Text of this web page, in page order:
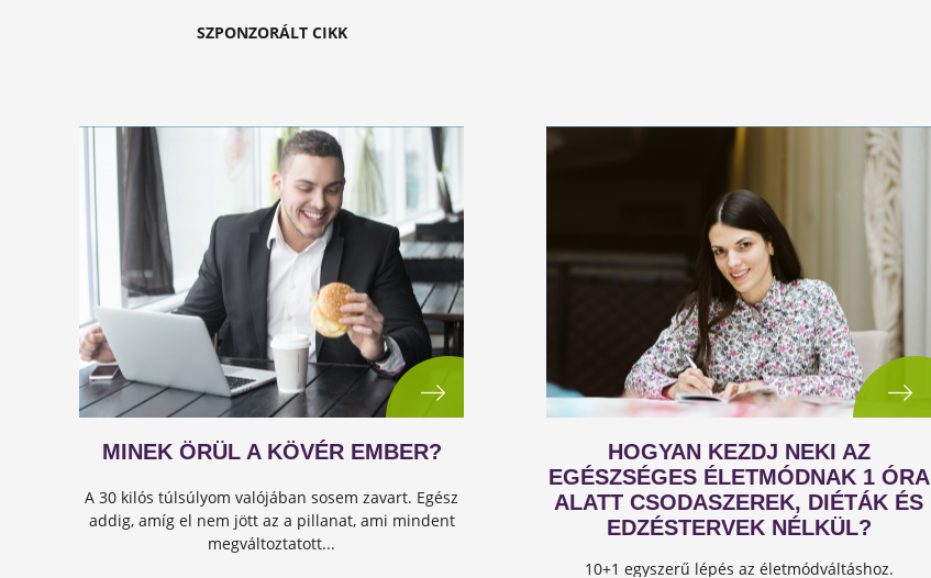
SZPONZORÁLT CIKK
MINEK ÖRÜL A KÖVÉR EMBER?
A 30 kilós túlsúlyom valójában sosem zavart. Egész
addig, amíg el nem jött az a pillanat, ami mindent
megváltoztatott...
HOGYAN KEZDJ NEKI AZ
EGÉSZSÉGES ÉLETMÓDNAK 1 ÓRA
ALATT CSODASZEREK, DIÉTÁK ÉS
EDZÉSTERVEK NÉLKÜL?
10+1 egyszerű lépés az életmódváltáshoz.